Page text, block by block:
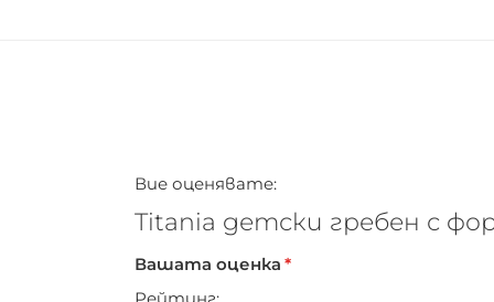
Вие оценявате:
Titania детски гребен с
Вашата оценка